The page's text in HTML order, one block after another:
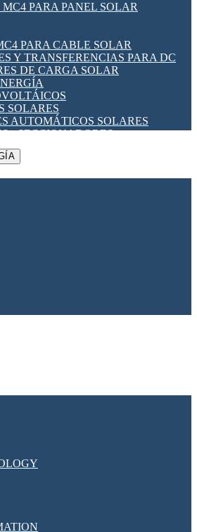
PARA PANEL SOLAR
PARA CABLE SOLAR
Y TRANSFERENCIAS PARA DC
DE CARGA SOLAR
SOLARES
AUTOMÁTICOS SOLARES
- SECCIONADORES
SOLAR
SPDS PARA